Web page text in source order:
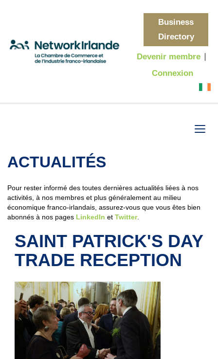
Business
Directory
Devenir membre
Connexion
ACTUALITÉS
Pour rester informé des toutes dernières actualités liées à nos
activités, à nos membres et plus généralement au milieu
économique franco-irlandais, assurez-vous que vous êtes bien
abonnés à nos pages LinkedIn et Twitter.
SAINT PATRICK'S DAY
TRADE RECEPTION